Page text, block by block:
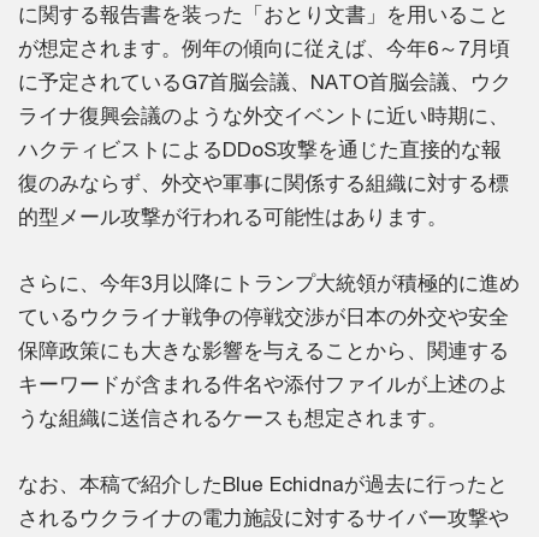
に関する報告書を装った「おとり文書」を用いること
が想定されます。例年の傾向に従えば、今年6～7月頃
に予定されているG7首脳会議、NATO首脳会議、ウク
ライナ復興会議のような外交イベントに近い時期に、
ハクティビストによるDDoS攻撃を通じた直接的な報
復のみならず、外交や軍事に関係する組織に対する標
的型メール攻撃が行われる可能性はあります。
さらに、今年3月以降にトランプ大統領が積極的に進め
ているウクライナ戦争の停戦交渉が日本の外交や安全
保障政策にも大きな影響を与えることから、関連する
キーワードが含まれる件名や添付ファイルが上述のよ
うな組織に送信されるケースも想定されます。
なお、本稿で紹介したBlue Echidnaが過去に行ったと
されるウクライナの電力施設に対するサイバー攻撃や